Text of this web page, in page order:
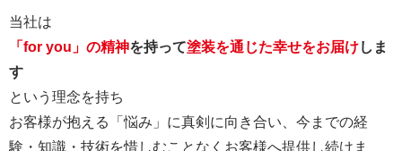
当社は
「for you」の精神を持って塗装を通じた幸せをお届けしま
す
という理念を持ち
お客様が抱える「悩み」に真剣に向き合い、今までの経
験・知識・技術を惜しむことなくお客様へ提供し続けま